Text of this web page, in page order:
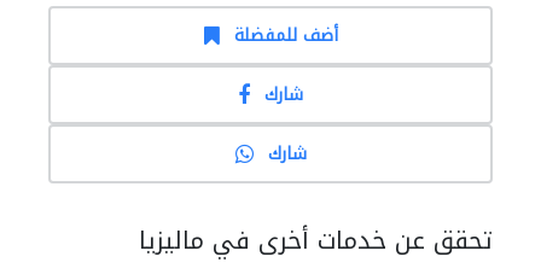
أضف للمفضلة
شارك
شارك
تحقق عن خدمات أخرى في ماليزيا